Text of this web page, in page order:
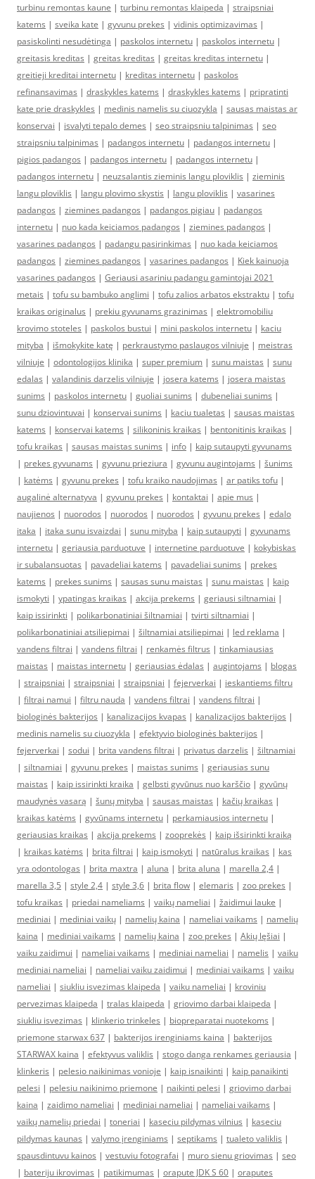
turbinu remontas kaune | turbinu remontas klaipeda | straipsniai
katems | sveika kate | gyvunu prekes | vidinis optimizavimas |
pasiskolinti nesudėtinga | paskolos internetu | paskolos internetu |
greitasis kreditas | greitas kreditas | greitas kreditas internetu |
greitieji kreditai internetu | kreditas internetu | paskolos
refinansavimas | draskykles katems | draskykles katems | pripratinti
kate prie draskykles | medinis namelis su ciuozykla | sausas maistas ar
konservai | isvalyti tepalo demes | seo straipsniu talpinimas | seo
straipsniu talpinimas | padangos internetu | padangos internetu |
pigios padangos | padangos internetu | padangos internetu |
padangos internetu | neuzsalantis zieminis langu ploviklis | zieminis
langu ploviklis | langu plovimo skystis | langu ploviklis | vasarines
padangos | ziemines padangos | padangos pigiau | padangos
internetu | nuo kada keiciamos padangos | ziemines padangos |
vasarines padangos | padangu pasirinkimas | nuo kada keiciamos
padangos | ziemines padangos | vasarines padangos | Kiek kainuoja
vasarines padangos | Geriausi asariniu padangu gamintojai 2021
metais | tofu su bambuko anglimi | tofu zalios arbatos ekstraktu | tofu
kraikas originalus | prekiu gyvunams grazinimas | elektromobiliu
krovimo stoteles | paskolos bustui | mini paskolos internetu | kaciu
mityba | išmokykite katę | perkraustymo paslaugos vilniuje | meistras
vilniuje | odontologijos klinika | super premium | sunu maistas | sunu
edalas | valandinis darzelis vilniuje | josera katems | josera maistas
sunims | paskolos internetu | guoliai sunims | dubeneliai sunims |
sunu dziovintuvai | konservai sunims | kaciu tualetas | sausas maistas
katems | konservai katems | silikoninis kraikas | bentonitinis kraikas |
tofu kraikas | sausas maistas sunims | info | kaip sutaupyti gyvunams
| prekes gyvunams | gyvunu prieziura | gyvunu augintojams | šunims
| katėms | gyvunu prekes | tofu kraiko naudojimas | ar patiks tofu |
augalinė alternatyva | gyvunu prekes | kontaktai | apie mus |
naujienos | nuorodos | nuorodos | nuorodos | gyvunu prekes | edalo
itaka | itaka sunu isvaizdai | sunu mityba | kaip sutaupyti | gyvunams
internetu | geriausia parduotuve | internetine parduotuve | kokybiskas
ir subalansuotas | pavadeliai katems | pavadeliai sunims | prekes
katems | prekes sunims | sausas sunu maistas | sunu maistas | kaip
ismokyti | ypatingas kraikas | akcija prekems | geriausi siltnamiai |
kaip issirinkti | polikarbonatiniai šiltnamiai | tvirti siltnamiai |
polikarbonatiniai atsiliepimai | šiltnamiai atsiliepimai | led reklama |
vandens filtrai | vandens filtrai | renkamės filtrus | tinkamiausias
maistas | maistas internetu | geriausias ėdalas | augintojams | blogas
| straipsniai | straipsniai | straipsniai | fejerverkai | ieskantiems filtru
| filtrai namui | filtru nauda | vandens filtrai | vandens filtrai |
biologinės bakterijos | kanalizacijos kvapas | kanalizacijos bakterijos |
medinis namelis su ciuozykla | efektyvio biologinės bakterijos |
fejerverkai | sodui | brita vandens filtrai | privatus darzelis | šiltnamiai
| siltnamiai | gyvunu prekes | maistas sunims | geriausias sunu
maistas | kaip issirinkti kraika | gelbsti gyvūnus nuo karščio | gyvūnų
maudynės vasarą | šunų mityba | sausas maistas | kačių kraikas |
kraikas katėms | gyvūnams internetu | perkamiausios internetu |
geriausias kraikas | akcija prekems | zooprekės | kaip išsirinkti kraiką
| kraikas katėms | brita filtrai | kaip ismokyti | natūralus kraikas | kas
yra odontologas | brita maxtra | aluna | brita aluna | marella 2,4 |
marella 3,5 | style 2,4 | style 3,6 | brita flow | elemaris | zoo prekes |
tofu kraikas | priedai nameliams | vaikų nameliai | žaidimui lauke |
mediniai | mediniai vaikų | namelių kaina | nameliai vaikams | namelių
kaina | mediniai vaikams | namelių kaina | zoo prekes | Akių lęšiai |
vaiku zaidimui | nameliai vaikams | mediniai nameliai | namelis | vaiku
mediniai nameliai | nameliai vaiku zaidimui | mediniai vaikams | vaiku
nameliai | siukliu isvezimas klaipeda | vaiku nameliai | kroviniu
pervezimas klaipeda | tralas klaipeda | griovimo darbai klaipeda |
siukliu isvezimas | klinkerio trinkeles | biopreparatai nuotekoms |
priemone starwax 637 | bakterijos irenginiams kaina | bakterijos
STARWAX kaina | efektyvus valiklis | stogo danga renkames geriausia |
klinkeris | pelesio naikinimas vonioje | kaip isnaikinti | kaip panaikinti
pelesi | pelesiu naikinimo priemone | naikinti pelesi | griovimo darbai
kaina | zaidimo nameliai | mediniai nameliai | nameliai vaikams |
vaikų namelių priedai | toneriai | kaseciu pildymas vilnius | kaseciu
pildymas kaunas | valymo įrenginiams | septikams | tualeto valiklis |
spausdintuvu kainos | vestuviu fotografai | muro sienu griovimas | seo
| bateriju ikrovimas | patikimumas | orapute JDK S 60 | oraputes